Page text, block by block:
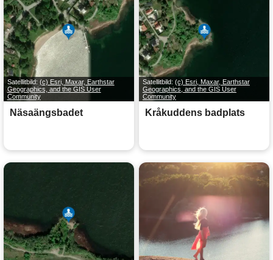
Satellitbild: (c) Esri, Maxar, Earthstar
Geographics, and the GIS User
Community
Näsaängsbadet
Satellitbild: (c) Esri, Maxar, Earthstar
Geographics, and the GIS User
Community
Kråkuddens badplats